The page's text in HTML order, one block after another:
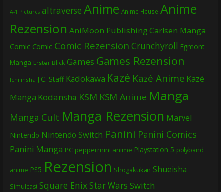
A-1 Pictures altraverse Anime Anime House Anime
Rezension AniMoon PublishingCarlsen Manga
Comic Comic Comic Rezension Crunchyroll Egmont
Manga Erster Blick Games Games Rezension
Ichijinsha J.C. Staff Kadokawa Kazé Kazé Anime Kazé
Manga Kodansha KSM KSM Anime Manga
Manga Cult Manga Rezension Marvel
Nintendo Nintendo Switch Panini Panini Comics
Panini Manga PC peppermint anime Playstation 5 polyband
anime PS5 Rezension Shogakukan Shueisha
Simulcast Square EnixStar Wars Switch